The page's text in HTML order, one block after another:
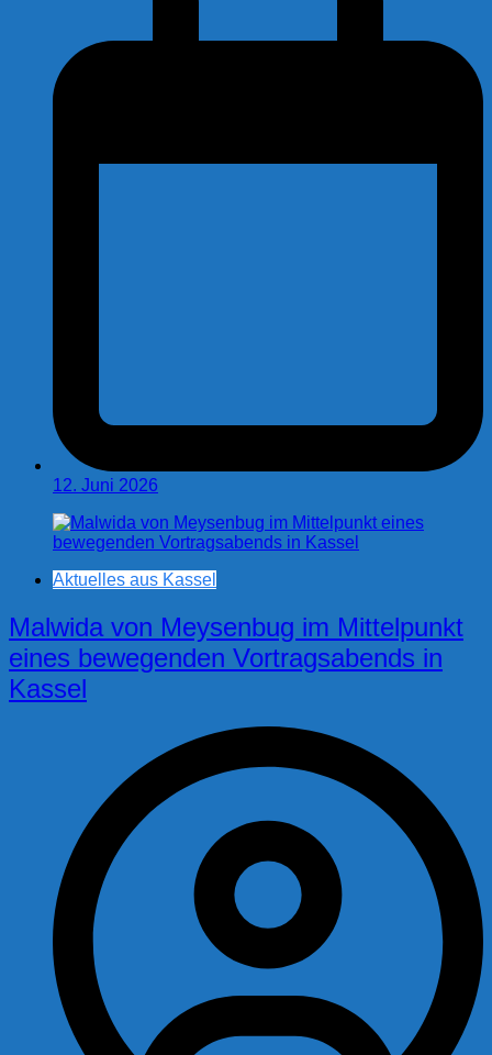
12. Juni 2026
Aktuelles aus Kassel
Malwida von Meysenbug im Mittelpunkt
eines bewegenden Vortragsabends in
Kassel